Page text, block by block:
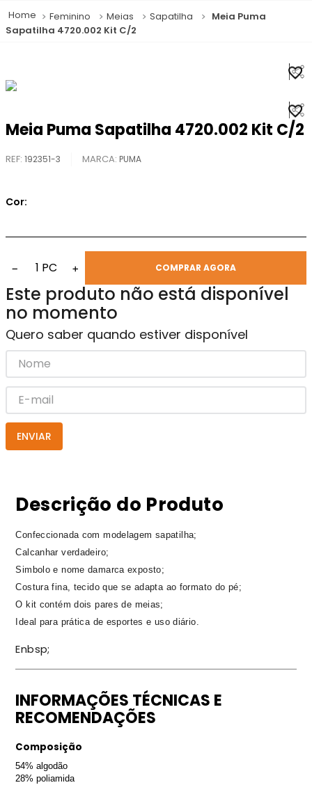
Feminino Meias Sapatilha
Meia Puma
Sapatilha 4720.002 Kit C/2
Meia Puma Sapatilha 4720.002 Kit C/2
REF: 192351-3 PUMA
Cor:
− 1 PC + COMPRAR AGORA
Este produto não está disponível
no momento
Quero saber quando estiver disponível
ENVIAR
Descrição do Produto
Confeccionada com modelagem sapatilha;
Calcanhar verdadeiro;
Simbolo e nome damarca exposto;
Costura fina, tecido que se adapta ao formato do pé;
O kit contém dois pares de meias;
Ideal para prática de esportes e uso diário.
Enbsp;
INFORMAÇÕES TÉCNICAS E
RECOMENDAÇÕES
Composição
54% algodão
28% poliamida